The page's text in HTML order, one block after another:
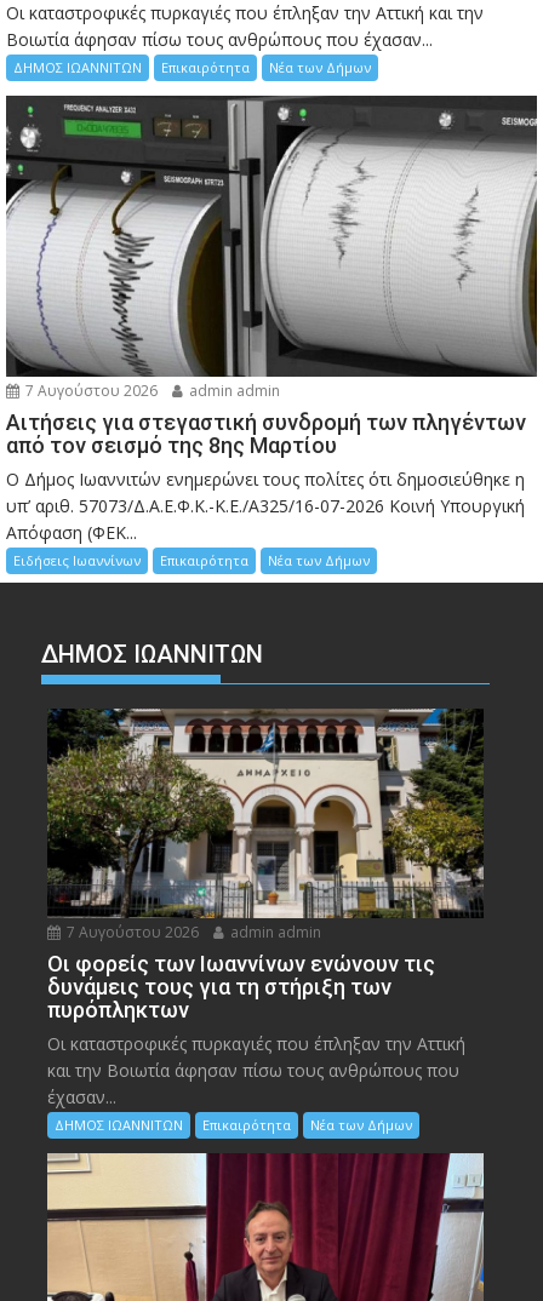
Οι καταστροφικές πυρκαγιές που έπληξαν την Αττική και την
Bοιωτία άφησαν πίσω τους ανθρώπους που έχασαν...
ΔΗΜΟΣ ΙΩΑΝΝΙΤΩΝ Επικαιρότητα Νέα των Δήμων
7 Αυγούστου 2026 admin admin
Αιτήσεις για στεγαστική συνδρομή των πληγέντων
από τον σεισμό της 8ης Μαρτίου
Ο Δήμος Ιωαννιτών ενημερώνει τους πολίτες ότι δημοσιεύθηκε η
υπ’ αριθ. 57073/Δ.Α.Ε.Φ.Κ.-Κ.Ε./Α325/16-07-2026 Κοινή Υπουργική
Απόφαση (ΦΕΚ...
Ειδήσεις Ιωαννίνων Επικαιρότητα Νέα των Δήμων
ΔΗΜΟΣ ΙΩΑΝΝΙΤΩΝ
7 Αυγούστου 2026 admin admin
Οι φορείς των Ιωαννίνων ενώνουν τις
δυνάμεις τους για τη στήριξη των
πυρόπληκτων
Οι καταστροφικές πυρκαγιές που έπληξαν την Αττική
και την Bοιωτία άφησαν πίσω τους ανθρώπους που
έχασαν...
ΔΗΜΟΣ ΙΩΑΝΝΙΤΩΝ Επικαιρότητα Νέα των Δήμων